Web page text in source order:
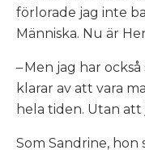
förlorade jag inte
Människa. Nu är
– Men jag har
klarar av att vara
hela tiden. Utan
Som Sandrine, hon